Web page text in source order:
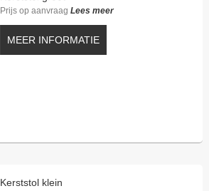
Prijs op aanvraag Lees meer
MEER INFORMATIE
Kerststol klein